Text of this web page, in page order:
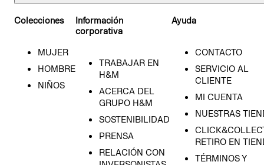
Colecciones
MUJER
HOMBRE
NIÑOS
Información
corporativa
TRABAJAR EN
H&M
ACERCA DEL
GRUPO H&M
SOSTENIBILIDAD
PRENSA
RELACIÓN CON
Ayuda
CONTACTO
SERVICIO AL
CLIENTE
MI CUENTA
NUESTRAS
RETIRO EN
TÉRMINOS Y